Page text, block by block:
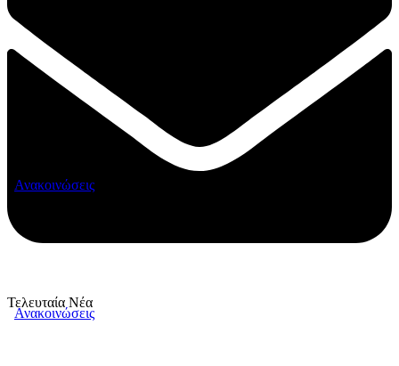
Τελευταία Νέα
Ανακοινώσεις
Ανακοινώσεις